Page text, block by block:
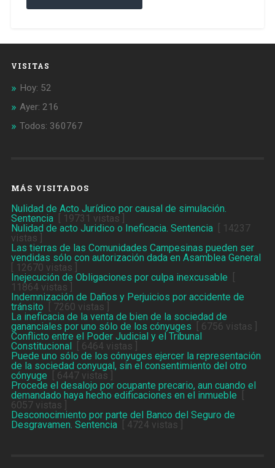
VISITAS
Hoy: 52
Ayer: 216
Todos: 360767
MÁS VISITADOS
Nulidad de Acto Jurídico por causal de simulación.
Sentencia[ 19731 vistas ]
Nulidad de acto Juridico o Ineficacia. Sentencia[ 14237
vistas ]
Las tierras de las Comunidades Campesinas pueden ser
vendidas sólo con autorización dada en Asamblea General
[ 12670 vistas ]
Inejecución de Obligaciones por culpa inexcusable
11864 vistas ]
Indemnización de Daños y Perjuicios por accidente de
tránsito [ 7260 vistas ]
La ineficacia de la venta de bien de la sociedad de
gananciales por uno sólo de los cónyuges [ 6756 vistas ]
Conflicto entre el Poder Judicial y el Tribunal
Constitucional
[ 6464 vistas ]
Puede uno sólo de los cónyuges ejercer la representación
de la sociedad conyugal, sin el consentimiento del otro
cónyuge [ 6447 vistas ]
Procede el desalojo por ocupante precario, aun cuando el
demandado haya hecho edificaciones en el inmueble
6057 vistas ]
Desconocimiento por parte del Banco del Seguro de
Desgravamen. Sentencia[ 4724 vistas ]